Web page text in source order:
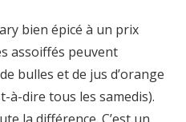
bien épicé à un prix
assoiffés peuvent
bulles et de jus d’orange
à-dire tous les samedis).